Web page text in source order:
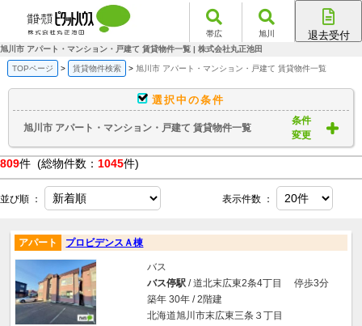
帯広 旭川 退去受付
旭川市 アパート・マンション・戸建て 賃貸物件一覧 | 株式会社丸正池田
TOPページ 賃貸物件検索 旭川市 アパート・マンション・戸建て 賃貸物件一覧
選択中の条件
旭川市 アパート・マンション・戸建て 賃貸物件一覧
条件
変更
809件 (総物件数： 1045件)
並び順 ： 表示件数 ：
アパート プロビデンスＡ棟
バス
バス停駅/ 道北末広東2条4丁目 停歩3分
築年 30年 / 2階建
北海道旭川市末広東三条３丁目